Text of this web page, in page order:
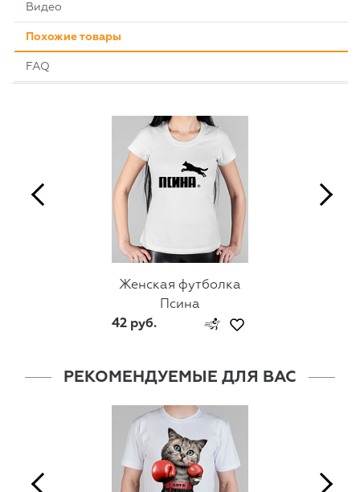
Видео
Похожие товары
FAQ
Женская футболка
Псина
42 руб.
РЕКОМЕНДУЕМЫЕ ДЛЯ ВАС